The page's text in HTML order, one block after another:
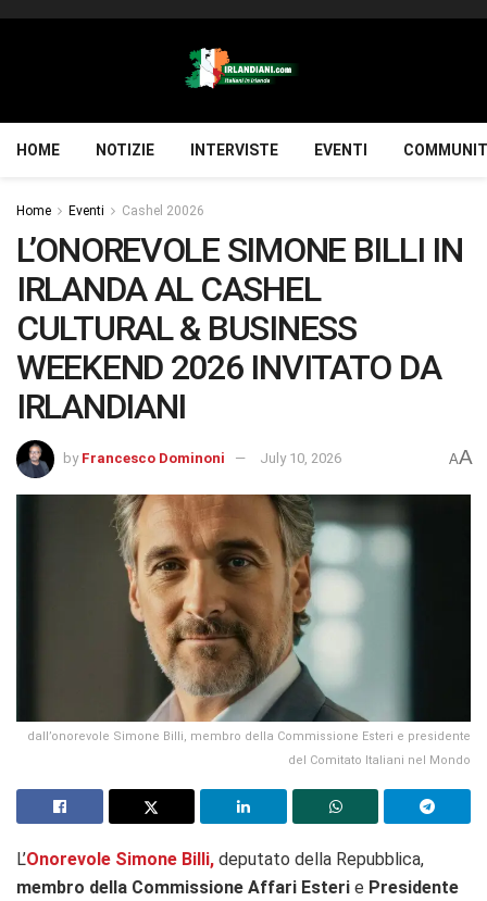
HOME NOTIZIE INTERVISTE EVENTI
Home Eventi Cashel 20026
L’ONOREVOLE SIMONE BILLI IN
IRLANDA AL CASHEL
CULTURAL & BUSINESS
WEEKEND 2026 INVITATO DA
IRLANDIANI
by Francesco Dominoni July 10, 2026 AA
dall’onorevole Simone Billi, membro della Commissione Esteri e presidente
del Comitato Italiani nel Mondo
L’Onorevole Simone Billi, deputato della Repubblica,
membro della Commissione Affari Esteri e Presidente